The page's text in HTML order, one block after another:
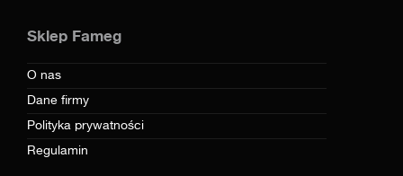
Sklep Fameg
O nas
Dane firmy
Polityka prywatności
Regulamin